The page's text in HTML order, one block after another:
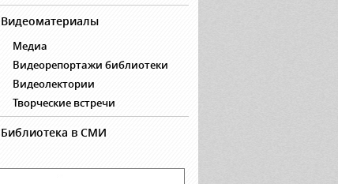
Видеоматериалы
Медиа
Видеорепортажи библиотеки
Видеолектории
Творческие встречи
Библиотека в СМИ